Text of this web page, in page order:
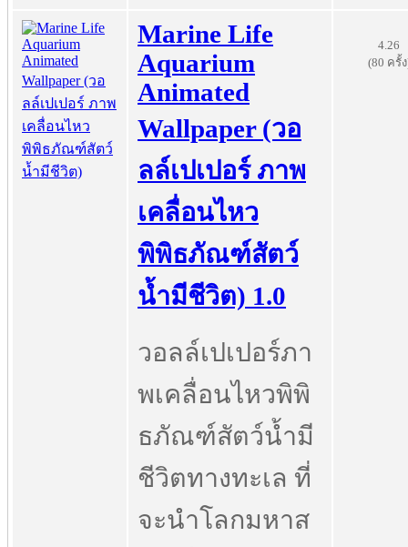
Marine Life
Aquarium
Animated
Wallpaper (วอ
ลล์เปเปอร์ ภาพ
เคลื่อนไหว
พิพิธภัณฑ์สัตว์
น้ำมีชีวิต) 1.0
วอลล์เปเปอร์ภา
พเคลื่อนไหวพิพิ
ธภัณฑ์สัตว์น้ำมี
ชีวิตทางทะเล ที่
จะนำโลกมหาส
4.26
(80 ครั้